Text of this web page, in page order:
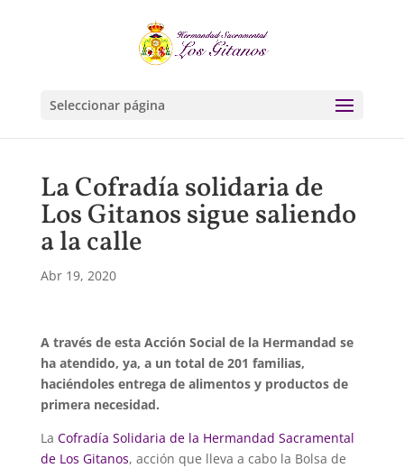
Seleccionar página
La Cofradía solidaria de
Los Gitanos sigue saliendo
a la calle
Abr 19, 2020
A través de esta Acción Social de la Hermandad se
ha atendido, ya, a un total de 201 familias,
haciéndoles entrega de alimentos y productos de
primera necesidad.
La Cofradía Solidaria de la Hermandad Sacramental
de Los Gitanos, acción que lleva a cabo la Bolsa de